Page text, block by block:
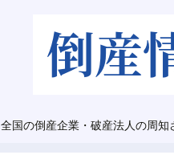
全国の倒産企業・破産法人の周知